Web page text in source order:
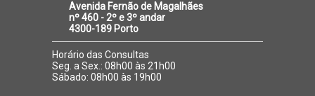
Avenida Fernão de Magalhães
nº 460 - 2º e 3º andar
4300-189 Porto
Horário das Consultas
Seg. a Sex.: 08h00 às 21h00
Sábado: 08h00 às 19h00